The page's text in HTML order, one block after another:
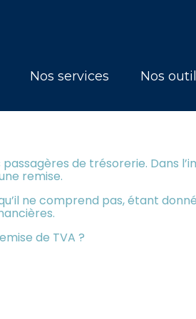
Nos services Nos
D'IMPÔT :
de trésorerie. Dans
remise.
ne comprend pas, étant
de TVA ?